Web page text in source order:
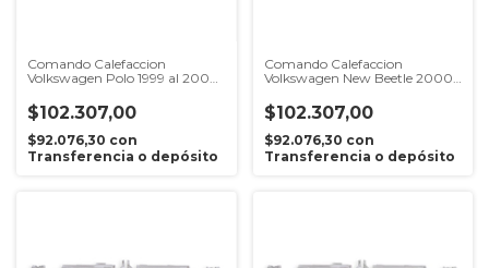
Comando Calefaccion
Volkswagen Polo 1999 al 2004
$102.307,00
$92.076,30 con
Transferencia o depósito
Comando Calefaccion
Volkswagen New Beetle 2000
Acondicionado
$102.307,00
$92.076,30 con
Transferencia o depósito